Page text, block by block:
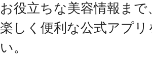
お役立ちな美容情報まで
楽しく便利な公式アプ
い。